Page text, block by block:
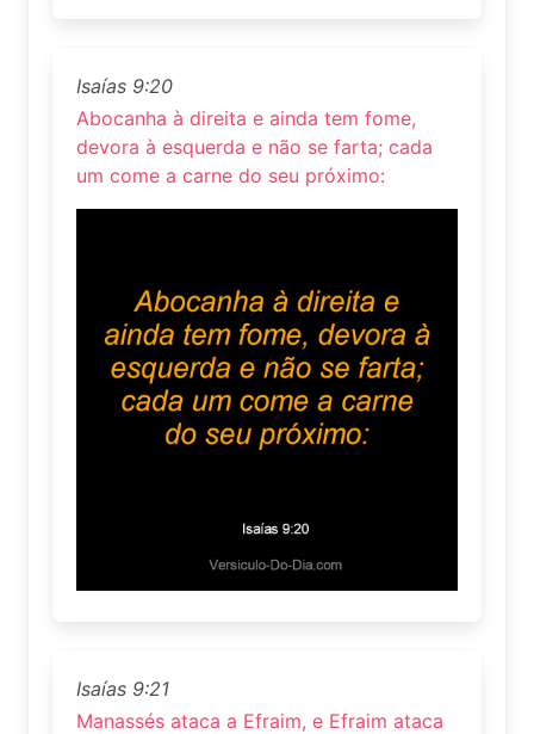
Isaías 9:20
Abocanha à direita e ainda tem fome,
devora à esquerda e não se farta; cada
um come a carne do seu próximo:
Isaías 9:21
Manassés ataca a Efraim, e Efraim ataca